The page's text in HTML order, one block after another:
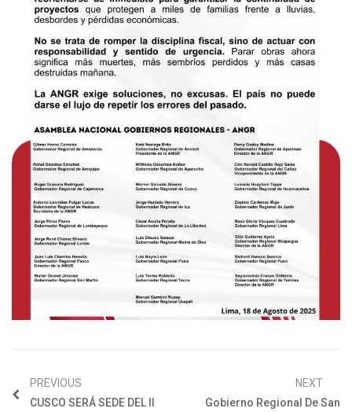
PREVIOUS
CUSCO SERÁ SEDE DEL II
NEXT
Gobierno Regional De San